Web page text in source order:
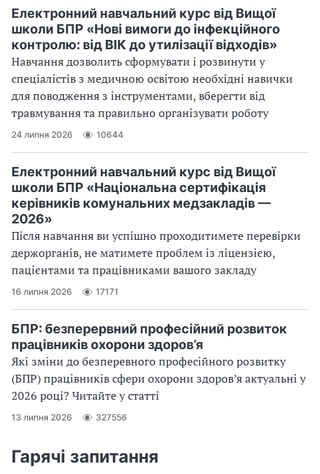
Електронний навчальний курс від Вищої
школи БПР «Нові вимоги до інфекційного
контролю: від ВІК до утилізації відходів»
Навчання дозволить сформувати і розвинути у
спеціалістів з медичною освітою необхідні навички
для поводження з інструментами, вберегти від
травмування та правильно організувати роботу
24 липня 2026 10644
Електронний навчальний курс від Вищої
школи БПР «Національна сертифікація
керівників комунальних медзакладів —
2026»
Після навчання ви успішно проходитимете перевірки
держорганів, не матимете проблем із ліцензією,
пацієнтами та працівниками вашого закладу
16 липня 2026 17171
БПР: безперервний професійний розвиток
працівників охорони здоров’я
Які зміни до безперевного професійного розвитку
(БПР) працівників сфери охорони здоров’я актуальні у
2026 році? Читайте у статті
13 липня 2026 327556
Гарячі запитання